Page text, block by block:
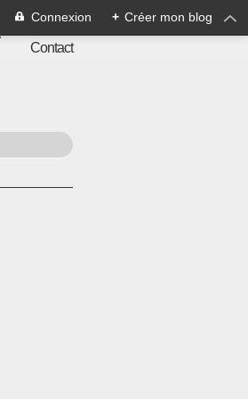
Connexion + Créer mon blog
Contact